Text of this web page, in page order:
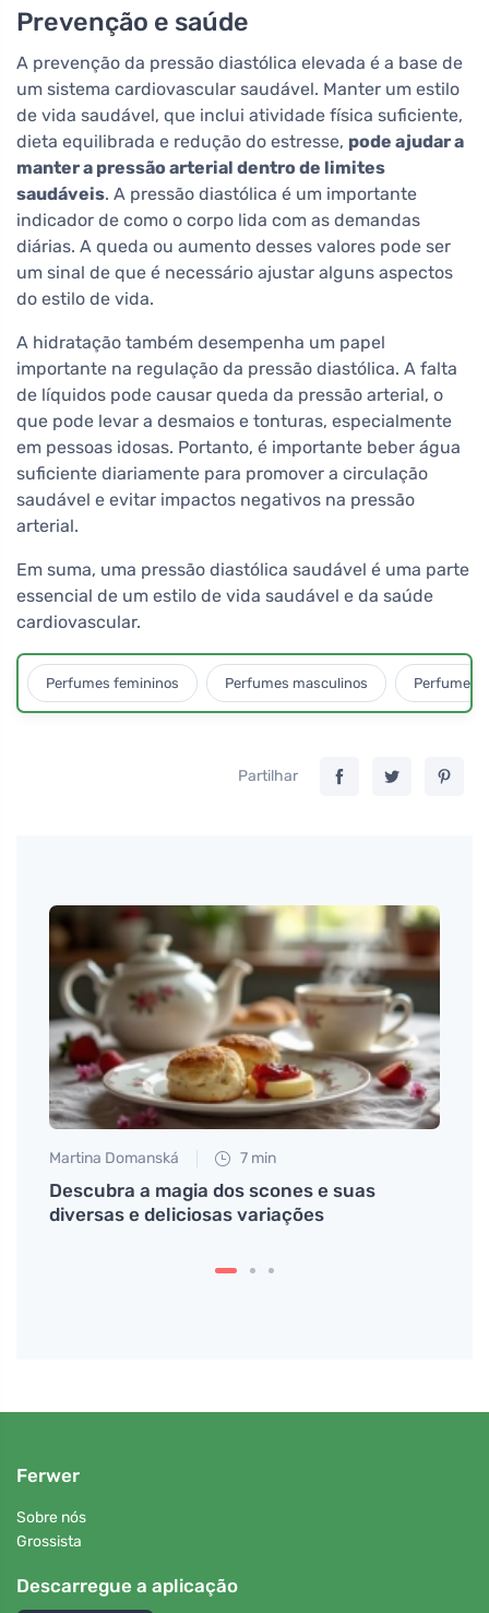
Prevenção e saúde
A prevenção da pressão diastólica elevada é a base de
um sistema cardiovascular saudável. Manter um estilo
de vida saudável, que inclui atividade física suficiente,
dieta equilibrada e redução do estresse, pode ajudar a
manter a pressão arterial dentro de limites
saudáveis. A pressão diastólica é um importante
indicador de como o corpo lida com as demandas
diárias. A queda ou aumento desses valores pode ser
um sinal de que é necessário ajustar alguns aspectos
do estilo de vida.
A hidratação também desempenha um papel
importante na regulação da pressão diastólica. A falta
de líquidos pode causar queda da pressão arterial, o
que pode levar a desmaios e tonturas, especialmente
em pessoas idosas. Portanto, é importante beber água
suficiente diariamente para promover a circulação
saudável e evitar impactos negativos na pressão
arterial.
Em suma, uma pressão diastólica saudável é uma parte
essencial de um estilo de vida saudável e da saúde
cardiovascular.
Perfumes femininos Perfumes masculinos Perfumes
Partilhar
Martina Domanská 7 min
Descubra a magia dos scones e suas
diversas e deliciosas variações
Ferwer
Sobre nós
Grossista
Descarregue a aplicação